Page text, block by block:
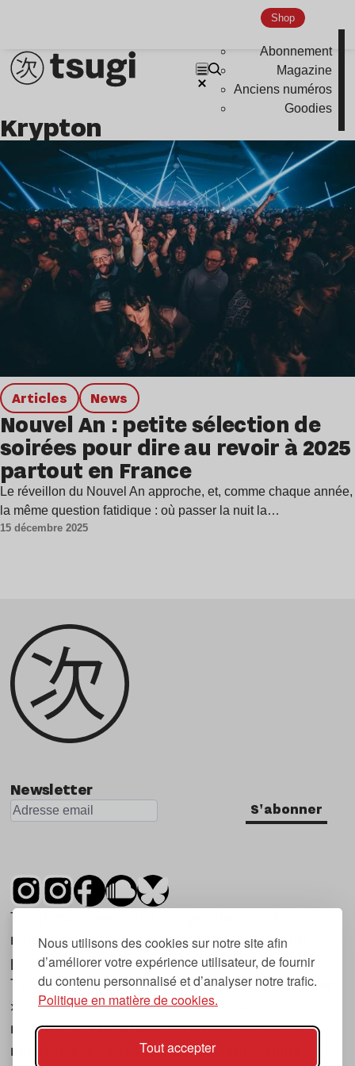
Nous utilisons des cookies sur notre site afin
d’améliorer votre expérience utilisateur, de fournir
du contenu personnalisé et d’analyser notre trafic.
Politique en matière de cookies.
Tout accepter
Shop
Abonnement
Magazine
Anciens numéros
Goodies
Krypton
Articles news
Nouvel An : petite sélection de
soirées pour dire au revoir à 2025
partout en France
Le réveillon du Nouvel An approche, et, comme chaque année,
la même question fatidique : où passer la nuit la…
15 décembre 2025
Newsletter
S'abonner
Tsugi est un mensuel indépendant sur la
musique et les nouvelles tendances, dont la
première parution date de 2007.
Tsugi en japonais signifie « prochain », « suivant
», ce qui correspond à la thématique du
magazine, à l’affût des nouvelles tendances
musicales, qu’elles viennent de la musique